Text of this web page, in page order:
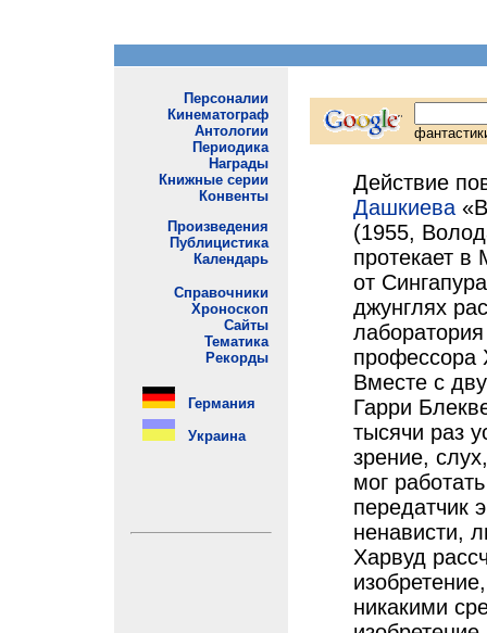
Действие
Дашкиева
(1955,
протекает
от
джунглях
профессора
Вместе с
Гарри
тысячи раз
зрение,
мог
передатчик
ненависти,
Харвуд
никакими